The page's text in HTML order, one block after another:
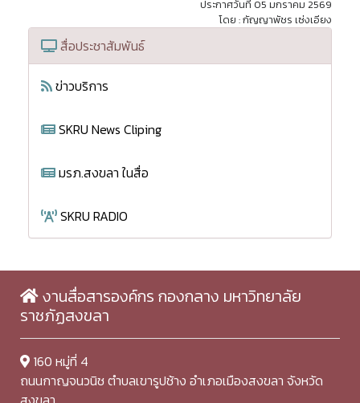
ประกาศวันที่ 05 มกราคม 2569
โดย : กัญญาพัชร เซ่งเอียง
สื่อประชาสัมพันธ์
ข่าวบริการ
SKRU News Cliping
มรภ.สงขลา ในสื่อ
SKRU RADIO
งานสื่อสารองค์กร กองกลาง มหาวิทยาลัย
ราชภัฏสงขลา
160 หมู่ที่ 4
ถนนกาญจนวนิช ตำบลเขารูปช้าง อำเภอเมืองสงขลา จังหวัด